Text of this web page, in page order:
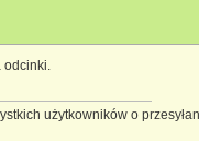
odcinki.
użytkowników o